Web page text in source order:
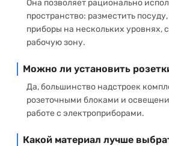
Она позволяет рационально
пространство: разместить
приборы на нескольких уровнях,
рабочую зону.
Можно ли установить
Да, большинство надстроек
розеточными блоками и
работе с электроприборами.
Какой материал лучше